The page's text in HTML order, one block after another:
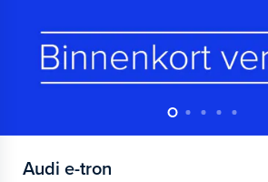
Audi e-tron